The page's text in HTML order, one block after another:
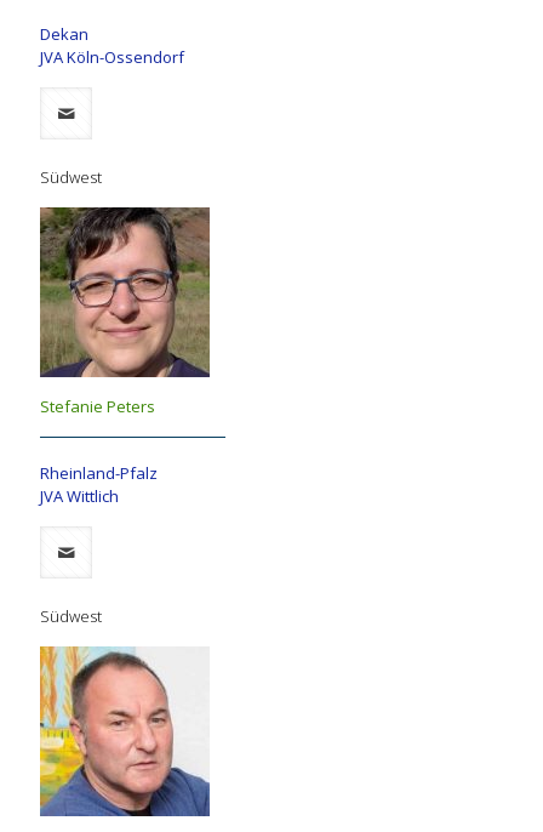
Dekan
JVA Köln-Ossendorf
Südwest
Stefanie Peters
Rheinland-Pfalz
JVA Wittlich
Südwest